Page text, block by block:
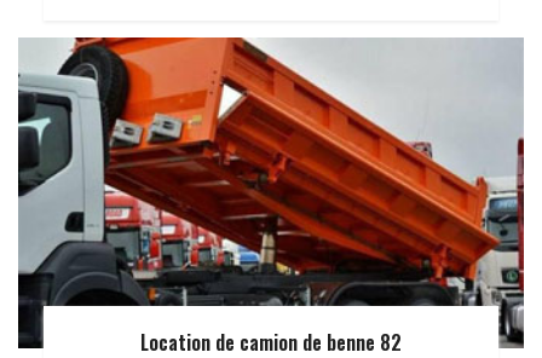
Location de camion de benne 82